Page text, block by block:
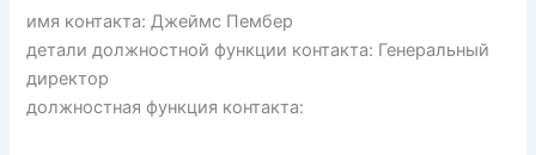
имя контакта: Джеймс Пембер
детали должностной функции контакта: Генеральный
директор
должностная функция контакта: